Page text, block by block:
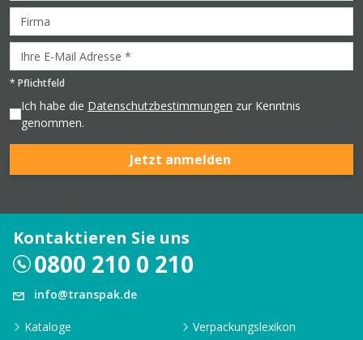
* Pflichtfeld
Ich habe die Datenschutzbestimmungen zur Kenntnis
genommen.
Jetzt anmelden
Kontaktieren Sie uns
0800 210 0 210
info@transpak.de
Kataloge
Verpackungslexikon